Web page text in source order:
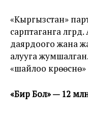
«Кыргызстан»
сарптаганга
даярдоого жана
алууга
«шайлоо
«Бир Бол» — 12